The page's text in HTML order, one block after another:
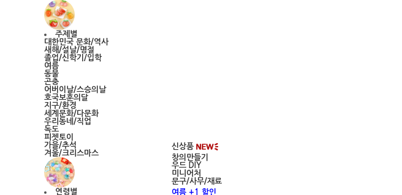
주제별
대한민국 문화/역사
새해/설날/명절
졸업/신학기/입학
여름
동물
곤충
어버이날/스승의날
호국보훈의달
지구/환경
세계문화/다문화
우리동네/직업
독도
피젯토이
가을/추석
겨울/크리스마스
연령별
신상품
창의만들기
우드 DIY
미니어처
문구/사무/재료
여름 +1 할인